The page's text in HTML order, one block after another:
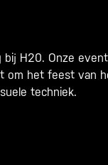
H20. Onze
het feest van
techniek.